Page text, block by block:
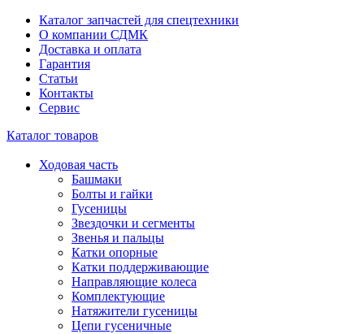
Каталог запчастей для спецтехники
О компании СДМК
Доставка и оплата
Гарантия
Статьи
Контакты
Сервис
Каталог товаров
Ходовая часть
Башмаки
Болты и гайки
Гусеницы
Звездочки и сегменты
Звенья и пальцы
Катки опорные
Катки поддерживающие
Направляющие колеса
Комплектующие
Натяжители гусеницы
Цепи гусеничные